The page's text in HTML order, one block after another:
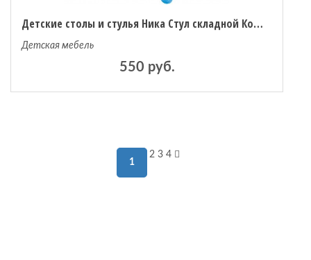
Детские столы и стулья Ника Стул складной Короны
Детская мебель
550 руб.
1
2 3 4